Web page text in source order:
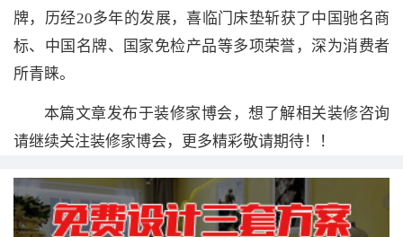
牌，历经20多年的发展，喜临门床垫斩获了中国驰名商
标、中国名牌、国家免检产品等多项荣誉，深为消费者
所青睐。
本篇文章发布于装修家博会，想了解相关装修咨询
请继续关注装修家博会，更多精彩敬请期待！！